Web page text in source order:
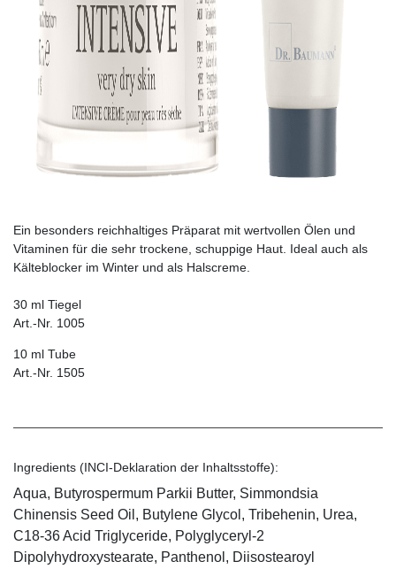
Ein besonders reichhaltiges Präparat mit wertvollen Ölen und
Vitaminen für die sehr ­trockene, schuppige Haut. Ideal auch als
Kälte­blocker im Winter und als Halscreme.
30 ml Tiegel
Art.-Nr. 1005
10 ml Tube
Art.-Nr. 1505
Ingredients (INCI-Deklaration der Inhaltsstoffe):
Aqua, Butyrospermum Parkii Butter, Simmondsia
Chinensis Seed Oil, Butylene Glycol, Tribehenin, Urea,
C18-36 Acid Triglyceride, Polyglyceryl-2
Dipolyhydroxystearate, Panthenol, Diisostearoyl